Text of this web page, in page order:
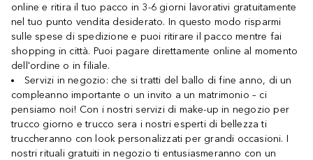
online e ritira il tuo pacco in 3-6 giorni lavorativi gratuitamente
nel tuo punto vendita desiderato. In questo modo risparmi
sulle spese di spedizione e puoi ritirare il pacco mentre fai
shopping in città. Puoi pagare direttamente online al momento
dell'ordine o in filiale.
Servizi in negozio: che si tratti del ballo di fine anno, di un
compleanno importante o un invito a un matrimonio – ci
pensiamo noi! Con i nostri servizi di make-up in negozio per
trucco giorno e trucco sera i nostri esperti di bellezza ti
truccheranno con look personalizzati per grandi occasioni. I
nostri rituali gratuiti in negozio ti entusiasmeranno con un